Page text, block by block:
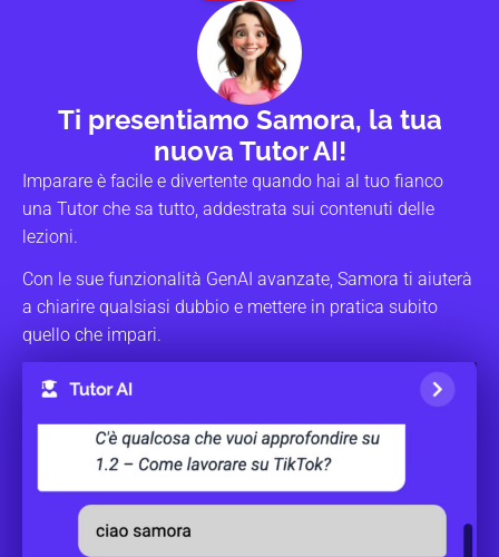
Ti presentiamo Samora, la tua
nuova Tutor AI!
Imparare è facile e divertente quando hai al tuo fianco
una Tutor che sa tutto, addestrata sui contenuti delle
lezioni.
Con le sue funzionalità GenAI avanzate, Samora ti aiuterà
a chiarire qualsiasi dubbio e mettere in pratica subito
quello che impari.